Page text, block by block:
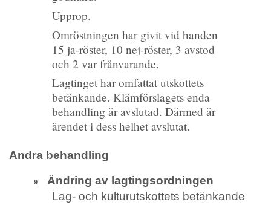
Upprop.
Omröstningen har givit vid handen
15 ja-röster, 10 nej-röster, 3 avstod
och 2 var frånvarande.
Lagtinget har omfattat utskottets
betänkande. Klämförslagets enda
behandling är avslutad. Därmed är
ärendet i dess helhet avslutat.
Andra behandling
9
Ändring av lagtingsordningen
Lag- och kulturutskottets betänkande